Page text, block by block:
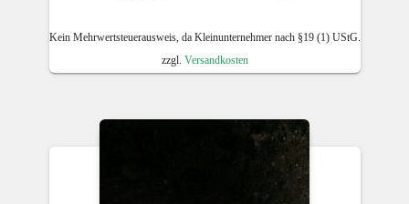
Kein Mehrwertsteuerausweis, da Kleinunternehmer nach §19 (1) UStG.
zzgl. Versandkosten